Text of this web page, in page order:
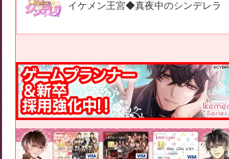
イケメン王宮◆真夜中のシンデレラ